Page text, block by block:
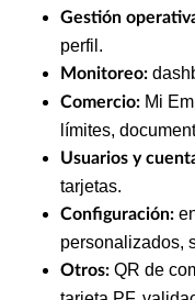
Gestión
perfil.
Monitoreo:
Comercio: Mi
límites,
Usuarios y
tarjetas.
Configuración:
personalizados,
Otros: QR de